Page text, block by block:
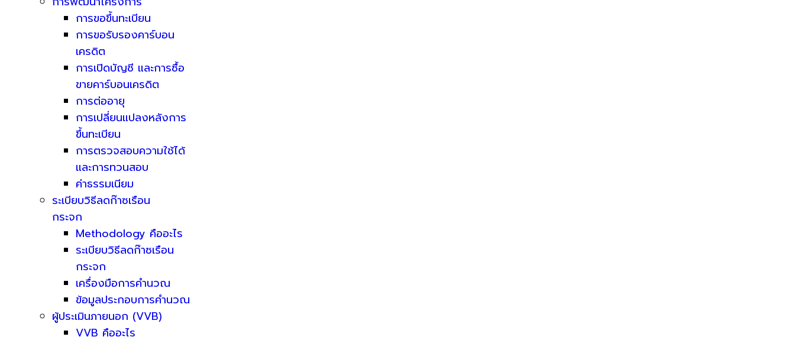
การขอขึ้นทะเบียน
การขอรับรองคาร์บอน
เครดิต
การเปิดบัญชี และการซื้อ
ขายคาร์บอนเครดิต
การต่ออายุ
การเปลี่ยนแปลงหลังการ
ขึ้นทะเบียน
การตรวจสอบความใช้ได้
และการทวนสอบ
ค่าธรรมเนียม
ระเบียบวิธีลดก๊าซเรือน
กระจก
Methodology คืออะไร
ระเบียบวิธีลดก๊าซเรือน
กระจก
เครื่องมือการคำนวณ
ข้อมูลประกอบการคำนวณ
ผู้ประเมินภายนอก (VVB)
VVB คืออะไร